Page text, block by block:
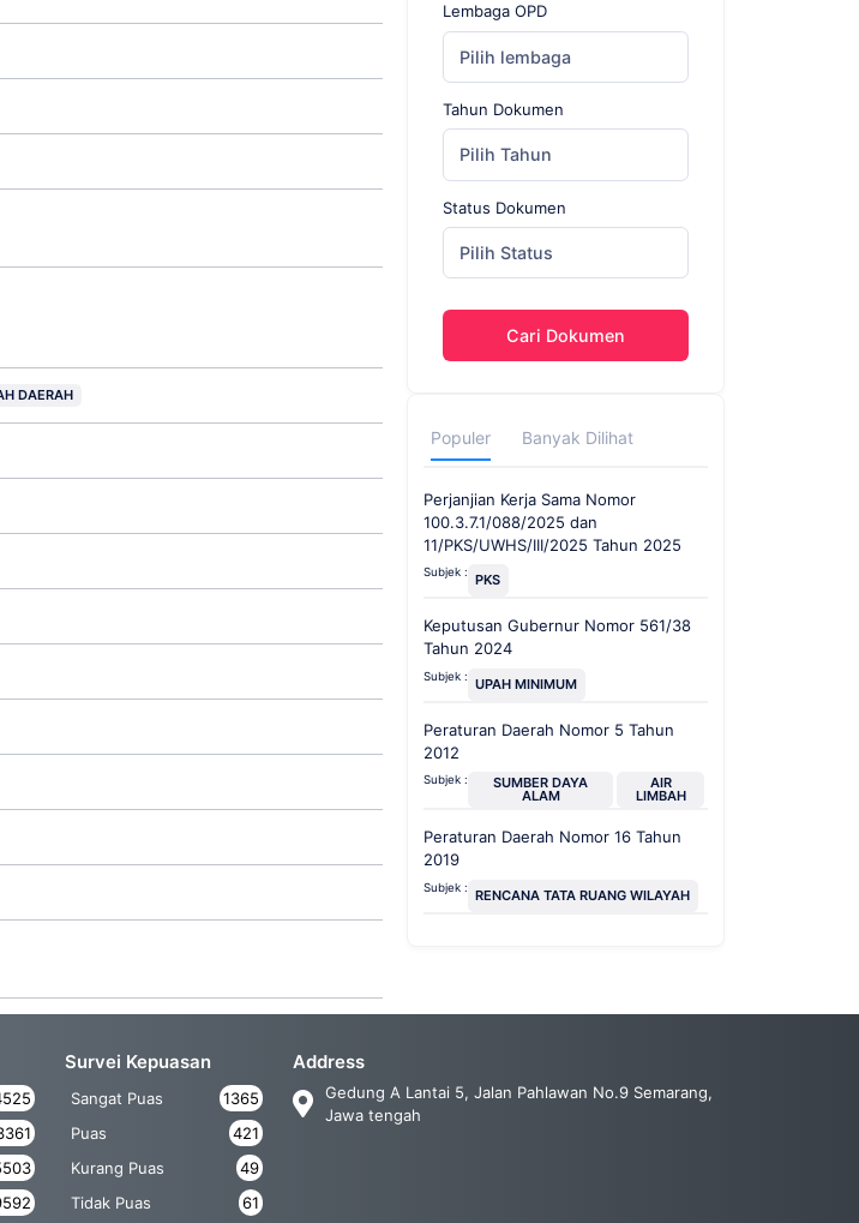
DAERAH
Lembaga OPD
Pilih lembaga
Tahun Dokumen
Pilih Tahun
Status Dokumen
Pilih Status
Cari Dokumen
Populer Banyak Dilihat
Perjanjian Kerja Sama Nomor
100.3.7.1/088/2025 dan
11/PKS/UWHS/III/2025 Tahun 2025
Subjek : PKS
Keputusan Gubernur Nomor 561/38
Tahun 2024
Subjek : UPAH MINIMUM
Peraturan Daerah Nomor 5 Tahun
2012
Subjek : SUMBER DAYA
ALAM
AIR
LIMBAH
Peraturan Daerah Nomor 16 Tahun
2019
Subjek : RENCANA TATA RUANG WILAYAH
Survei Kepuasan
Sangat Puas
1365
Puas
421
Kurang Puas
49
Tidak Puas
61
Address
Gedung A Lantai 5, Jalan Pahlawan No.9 Semarang,
Jawa tengah